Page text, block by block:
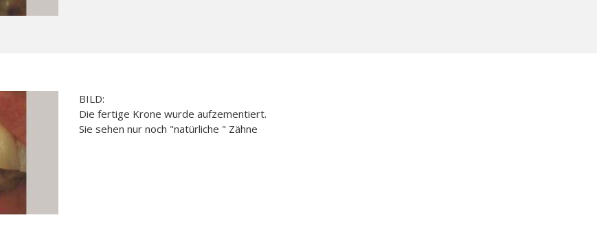
BILD:
Die fertige Krone wurde aufzementiert.
Sie sehen nur noch "natürliche " Zähne